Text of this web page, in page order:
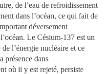
de l’eau de refroidissement
dans l’océan, ce qui fait de
déversement
Le Césium-137 est un
l’énergie nucléaire et ce
présence dans
où il y est rejeté, persiste